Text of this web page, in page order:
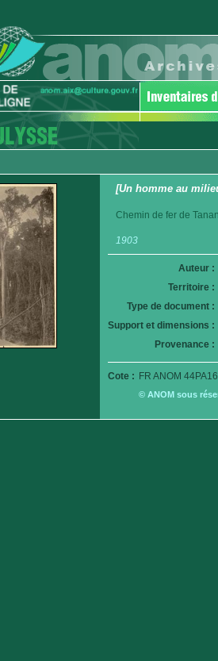
[Un homme au
Chemin de fer de
1903
Auteur :
Territoire :
Type de document :
Support et dimensions :
Provenance :
Cote : FR ANOM
© ANOM sous